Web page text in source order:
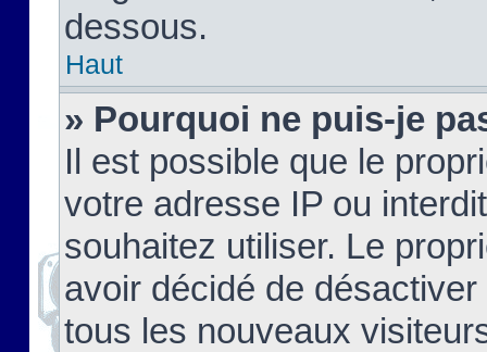
dessous.
Haut
» Pourquoi ne puis-je
Il est possible que le
votre adresse IP ou
souhaitez utiliser. Le
avoir décidé de
tous les nouveaux